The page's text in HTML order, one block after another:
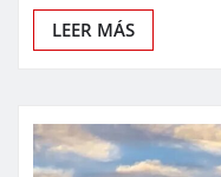
LEER MÁS